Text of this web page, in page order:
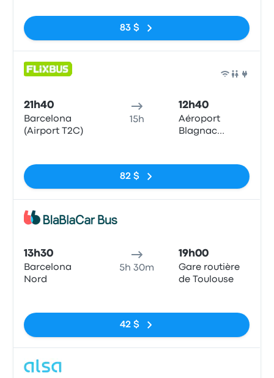
83 $
21h40
Barcelona
(Airport T2C)
15h
12h40
Aéroport
Blagnac
82 $
13h30
Barcelona
Nord
5h 30m
19h00
Gare routière
de Toulouse
42 $